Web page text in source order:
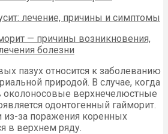
пазух относится к заболеванию
природой. В случае, когда
околоносовые верхнечелюстные
одонтогенный гайморит.
из-за поражения коренных
в верхнем ряду.